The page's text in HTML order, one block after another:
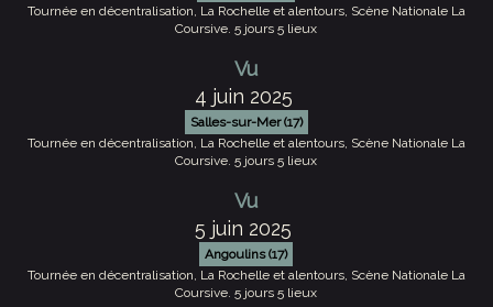
Tournée en décentralisation, La Rochelle et alentours, Scène Nationale La
Coursive. 5 jours 5 lieux
Vu
4 juin 2025
Salles-sur-Mer (17)
Tournée en décentralisation, La Rochelle et alentours, Scène Nationale La
Coursive. 5 jours 5 lieux
Vu
5 juin 2025
Angoulins (17)
Tournée en décentralisation, La Rochelle et alentours, Scène Nationale La
Coursive. 5 jours 5 lieux